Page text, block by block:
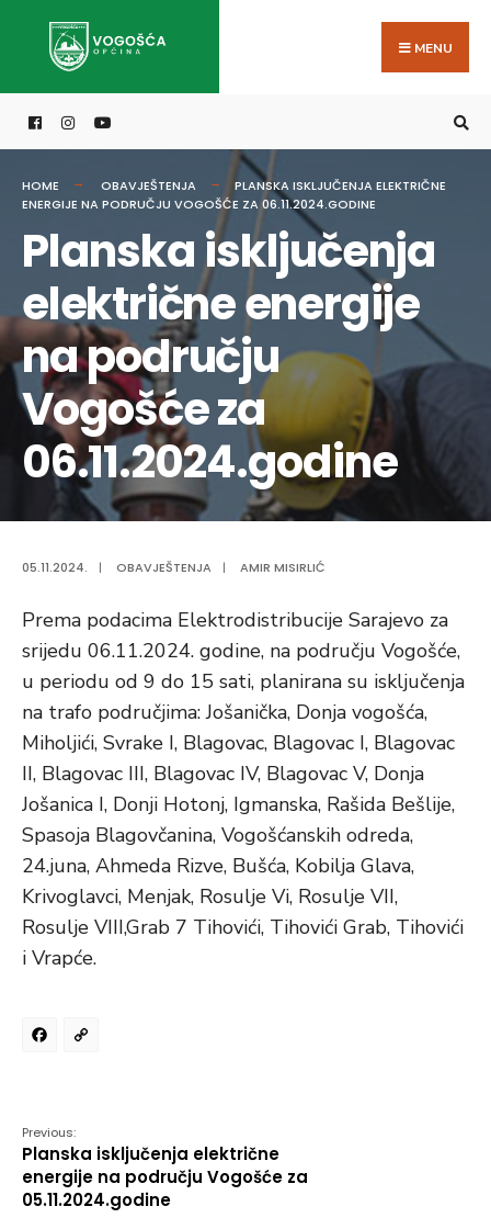
MENU
HOME OBAVJEŠTENJA
PLANSKA ISKLJUČENJA ELEKTRIČNE
ENERGIJE NA PODRUČJU VOGOŠĆE ZA 06.11.2024.GODINE
Planska isključenja
električne energije
na području
Vogošće za
06.11.2024.godine
05.11.2024. | OBAVJEŠTENJA | AMIR MISIRLIĆ
Prema podacima Elektrodistribucije Sarajevo za
srijedu 06.11.2024. godine, na području Vogošće,
u periodu od 9 do 15 sati, planirana su isključenja
na trafo područjima: Jošanička, Donja vogošća,
Miholjići, Svrake I, Blagovac, Blagovac I, Blagovac
II, Blagovac III, Blagovac IV, Blagovac V, Donja
Jošanica I, Donji Hotonj, Igmanska, Rašida Bešlije,
Spasoja Blagovčanina, Vogošćanskih odreda,
24.juna, Ahmeda Rizve, Bušća, Kobilja Glava,
Krivoglavci, Menjak, Rosulje Vi, Rosulje VII,
Rosulje VIII,Grab 7 Tihovići, Tihovići Grab, Tihovići
i Vrapće.
Facebook
Previous:
Planska isključenja električne
energije na području Vogošće za
05.11.2024.godine
for: